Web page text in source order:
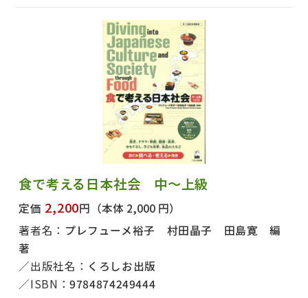
食で考える日本社会 中～上級
定価 2,200円 （本体 2,000 円）
著者名： プレフューメ裕子 村田晶子 田島寛 編
著
出版社名： くろしお出版
ISBN：9784874249444